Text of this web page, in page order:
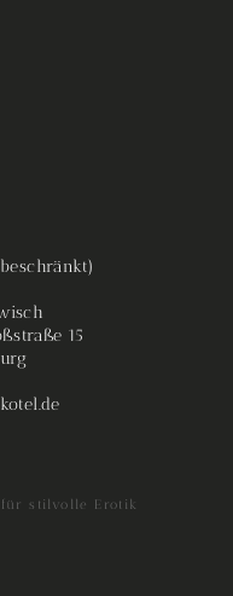
15
für stilvolle Erotik